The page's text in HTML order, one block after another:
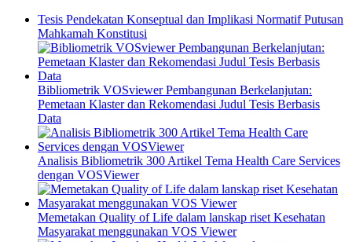
Tesis Pendekatan Konseptual dan Implikasi Normatif Putusan
Mahkamah Konstitusi
Bibliometrik VOSviewer Pembangunan Berkelanjutan:
Pemetaan Klaster dan Rekomendasi Judul Tesis Berbasis
Data
Analisis Bibliometrik 300 Artikel Tema Health Care Services
dengan VOSViewer
Memetakan Quality of Life dalam lanskap riset Kesehatan
Masyarakat menggunakan VOS Viewer